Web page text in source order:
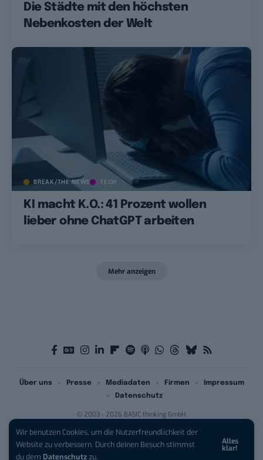
Wir benutzen Cookies, um die Nutzerfreundlichkeit der
Website zu verbessern. Durch deinen Besuch stimmst
du dem Datenschutzzu.
Alles
klar!
Die Städte mit den höchsten
Nebenkosten der Welt
BREAK/THE NEWS TECH
KI macht K.O.: 41 Prozent wollen
lieber ohne ChatGPT arbeiten
Mehr anzeigen
© 2003 - 2026 BASIC thinking GmbH
Über uns Presse Mediadaten Firmen
Impressum
Datenschutz
iPhone 17 Pro sichern:Für 1 € +
200 € Hardware-Bonus!